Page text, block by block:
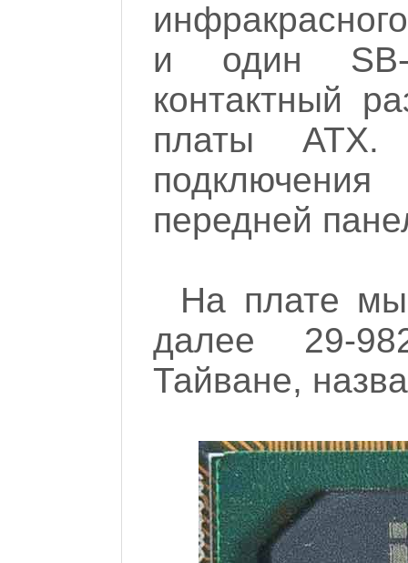
и один SB-
контактный
платы ATX.
передней
На плате мы
далее 29-
Тайване,